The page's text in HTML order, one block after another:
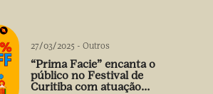
27/03/2025 - Outros
“Prima Facie” encanta o
público no Festival de
Curitiba com atuação